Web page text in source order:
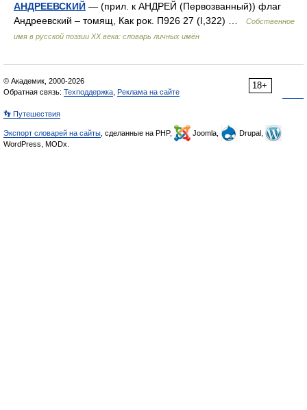
АНДРЕЕВСКИЙ — (прил. к АНДРЕЙ (Первозванный)) флаг
Андреевский – томящ, Как рок. П926 27 (I,322) …
Собственное
имя в русской поэзии XX века: словарь личных имён
18+
© Академик, 2000-2026
Обратная связь: Техподдержка Реклама на сайте
👣 Путешествия
Экспорт словарей на сайты , сделанные на PHP, Joomla,
Drupal,
WordPress, MODx.